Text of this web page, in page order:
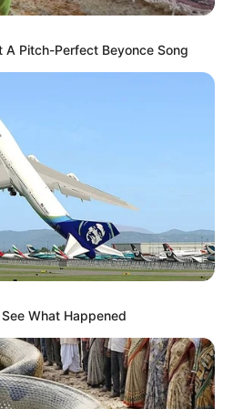
A Pitch-Perfect Beyonce Song
What Happened